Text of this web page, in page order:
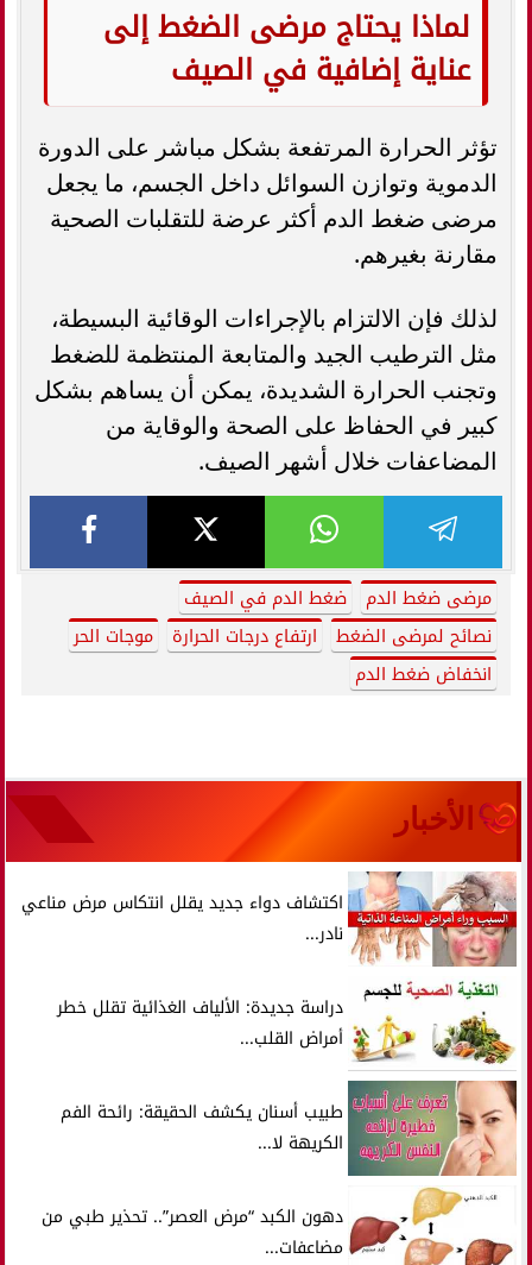
لماذا يحتاج مرضى الضغط إلى
عناية إضافية في الصيف
تؤثر الحرارة المرتفعة بشكل مباشر على الدورة
الدموية وتوازن السوائل داخل الجسم، ما يجعل
مرضى ضغط الدم أكثر عرضة للتقلبات الصحية
مقارنة بغيرهم.
لذلك فإن الالتزام بالإجراءات الوقائية البسيطة،
مثل الترطيب الجيد والمتابعة المنتظمة للضغط
وتجنب الحرارة الشديدة، يمكن أن يساهم بشكل
كبير في الحفاظ على الصحة والوقاية من
المضاعفات خلال أشهر الصيف.
مرضى ضغط الدم
ضغط الدم في الصيف
نصائح لمرضى الضغط
ارتفاع درجات الحرارة
موجات الحر
انخفاض ضغط الدم
الأخبار
اكتشاف دواء جديد يقلل انتكاس مرض مناعي
نادر...
دراسة جديدة: الألياف الغذائية تقلل خطر
أمراض القلب...
طبيب أسنان يكشف الحقيقة: رائحة الفم
الكريهة لا...
دهون الكبد “مرض العصر”.. تحذير طبي من
مضاعفات...